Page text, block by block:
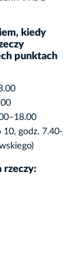
kiedy
punktach
10, godz. 7.40-
rzeczy: